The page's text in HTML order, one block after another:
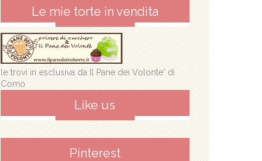
Le mie torte in vendita
le trovi in esclusiva da Il Pane dei Volonte' di
Como
Like us
Pinterest